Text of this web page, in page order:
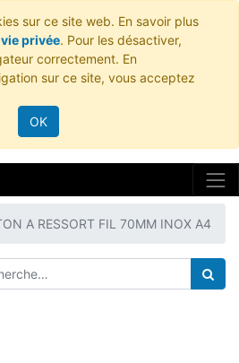
sur ce site web. En savoir plus
privée. Pour les désactiver,
correctement. En
sur ce site, vous acceptez
OK
A RESSORT FIL 70MM INOX A4